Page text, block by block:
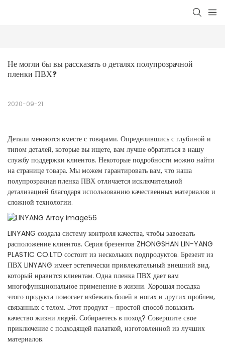
Не могли бы вы рассказать о деталях полупрозрачной
пленки ПВХ?
2020-09-21
Детали меняются вместе с товарами. Определившись с глубиной и
типом деталей, которые вы ищете, вам лучше обратиться в нашу
службу поддержки клиентов. Некоторые подробности можно найти
на странице товара. Мы можем гарантировать вам, что наша
полупрозрачная пленка ПВХ отличается исключительной
детализацией благодаря использованию качественных материалов и
сложной технологии.
LINYANG создала систему контроля качества, чтобы завоевать
расположение клиентов. Серия брезентов ZHONGSHAN LIN-YANG
PLASTIC CO.LTD состоит из нескольких подпродуктов. Брезент из
ПВХ LINYANG имеет эстетически привлекательный внешний вид,
который нравится клиентам. Одна пленка ПВХ дает вам
многофункциональное применение в жизни. Хорошая посадка
этого продукта помогает избежать болей в ногах и других проблем,
связанных с телом. Этот продукт - простой способ повысить
качество жизни людей. Собираетесь в поход? Совершите свое
приключение с подходящей палаткой, изготовленной из лучших
материалов.